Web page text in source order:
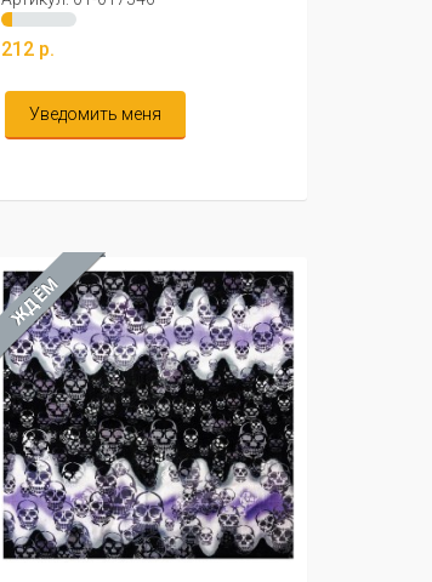
212 р.
Уведомить меня
ЖДЁМ